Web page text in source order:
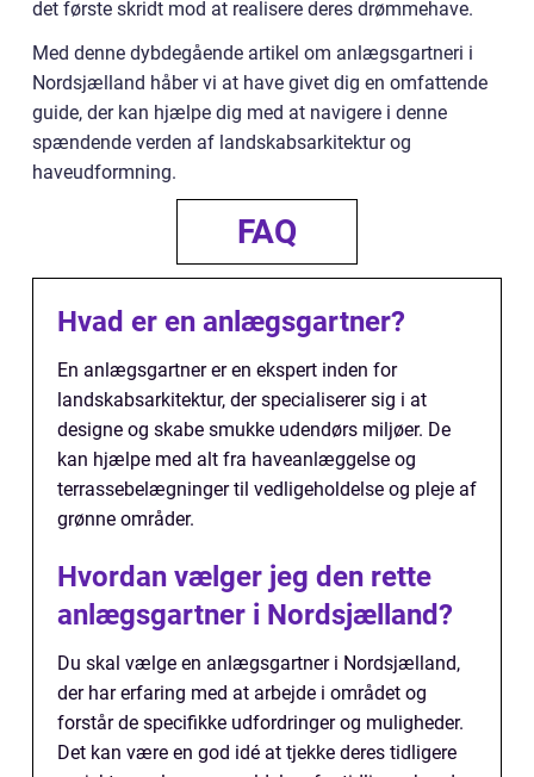
det første skridt mod at realisere deres drømmehave.
Med denne dybdegående artikel om anlægsgartneri i
Nordsjælland håber vi at have givet dig en omfattende
guide, der kan hjælpe dig med at navigere i denne
spændende verden af landskabsarkitektur og
haveudformning.
FAQ
Hvad er en anlægsgartner?
En anlægsgartner er en ekspert inden for
landskabsarkitektur, der specialiserer sig i at
designe og skabe smukke udendørs miljøer. De
kan hjælpe med alt fra haveanlæggelse og
terrassebelægninger til vedligeholdelse og pleje af
grønne områder.
Hvordan vælger jeg den rette
anlægsgartner i Nordsjælland?
Du skal vælge en anlægsgartner i Nordsjælland,
der har erfaring med at arbejde i området og
forstår de specifikke udfordringer og muligheder.
Det kan være en god idé at tjekke deres tidligere